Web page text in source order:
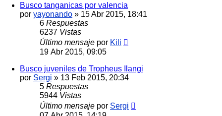
Busco tanganicas por valencia
por yayonando » 15 Abr 2015, 18:41
6 Respuestas
6237 Vistas
Último mensaje por Kili
19 Abr 2015, 09:05
Busco juveniles de Tropheus Ilangi
por Sergi » 13 Feb 2015, 20:34
5 Respuestas
5944 Vistas
Último mensaje por Sergi